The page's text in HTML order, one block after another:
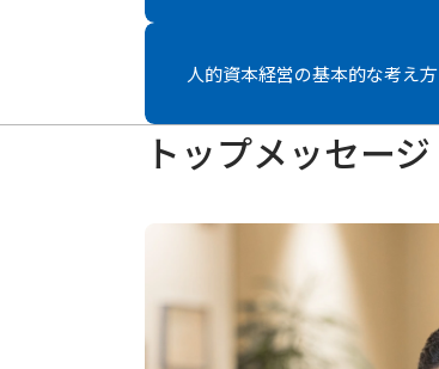
人的資本経営の基本的な考え方
トップメッセージ